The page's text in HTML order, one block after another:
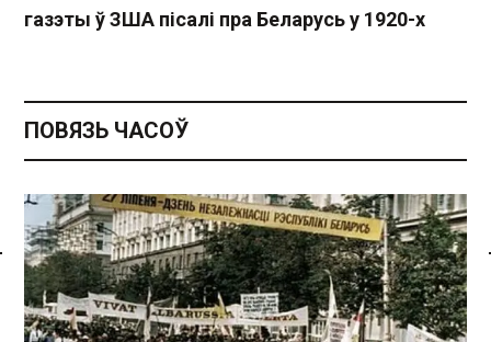
Спасылка без VPN
газэты ў ЗША пісалі пра Беларусь у 1920-х
ПОВЯЗЬ ЧАСОЎ